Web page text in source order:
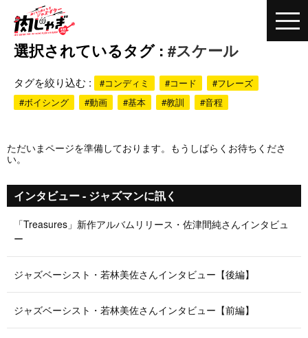
選択されているタグ : #スケール
タグを絞り込む : #コンディミ #コード
#フレーズ
#ボイシング
#動画 #基本 #教訓 #音程
ただいまページを準備しております。もうしばらくお待ちくださ
い。
インタビュー - ジャズマンに訊く
「Treasures」新作アルバムリリース・佐津間純さんインタビュ
ー
ジャズベーシスト・若林美佐さんインタビュー【後編】
ジャズベーシスト・若林美佐さんインタビュー【前編】